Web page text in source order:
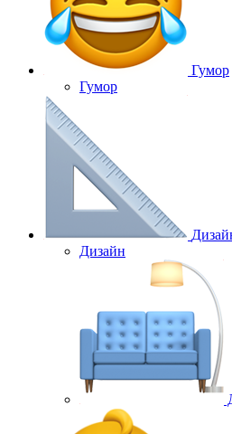
Гумор
Гумор
Дизайн